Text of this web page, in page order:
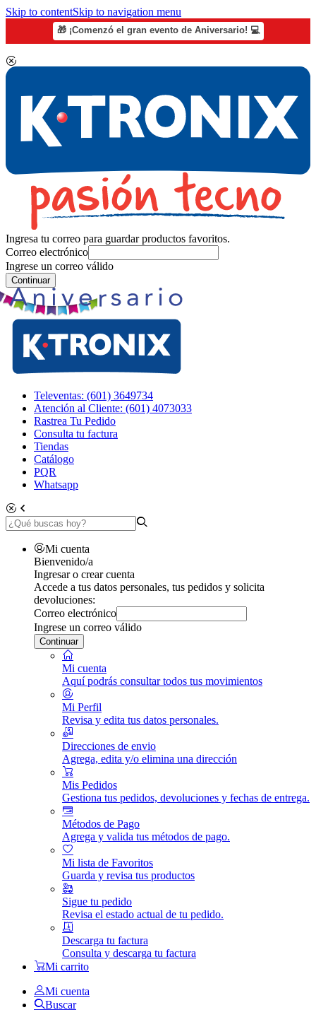
Skip to contentSkip to navigation menu
🎁 ¡Comenzó el gran evento de Aniversario! 💻
Ingresa tu correo para guardar productos favoritos.
Correo electrónico
Ingrese un correo válido
Continuar
Televentas: (601) 3649734
Atención al Cliente: (601) 4073033
Rastrea Tu Pedido
Consulta tu factura
Tiendas
Catálogo
PQR
Whatsapp
Mi cuenta
Bienvenido/a
Ingresar o crear cuenta
Accede a tus datos personales, tus pedidos y solicita
devoluciones:
Correo electrónico
Ingrese un correo válido
Continuar
Mi cuenta
Aquí podrás consultar todos tus movimientos
Mi Perfil
Revisa y edita tus datos personales.
Direcciones de envio
Agrega, edita y/o elimina una dirección
Mis Pedidos
Gestiona tus pedidos, devoluciones y fechas de entrega.
Métodos de Pago
Agrega y valida tus métodos de pago.
Mi lista de Favoritos
Guarda y revisa tus productos
Sigue tu pedido
Revisa el estado actual de tu pedido.
Descarga tu factura
Consulta y descarga tu factura
Mi carrito
Mi cuenta
Buscar